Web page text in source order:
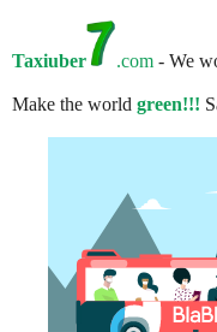
Taxiuber .com - We
Make the world green!!!